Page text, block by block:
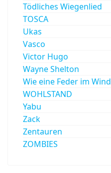
Tödliches Wiegenlied
TOSCA
Ukas
Vasco
Victor Hugo
Wayne Shelton
Wie eine Feder im Wind
WOHLSTAND
Yabu
Zack
Zentauren
ZOMBIES